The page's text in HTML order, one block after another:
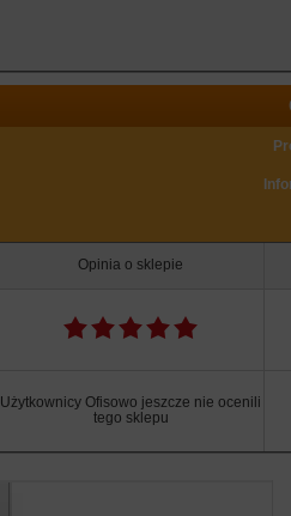
Opinia o sklepie
Użytkownicy Ofisowo jeszcze nie ocenili
tego sklepu